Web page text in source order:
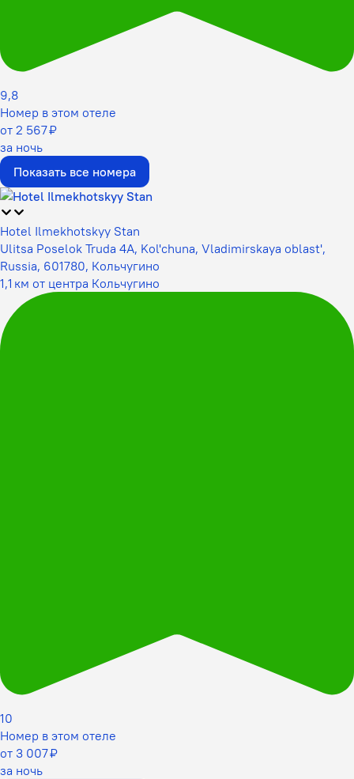
9,8
Номер в этом отеле
от 2 567 ₽
за ночь
Показать все номера
Hotel Ilmekhotskyy Stan
Ulitsa Poselok Truda 4A, Kol'chuna, Vladimirskaya oblast',
Russia, 601780, Кольчугино
1,1 км от центра Кольчугино
10
Номер в этом отеле
от 3 007 ₽
за ночь